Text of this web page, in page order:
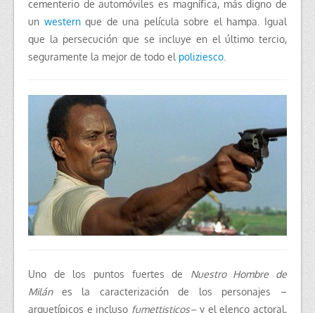
cementerio de automóviles es magnífica, más digno de
un westernque de una película sobre el hampa. Igual
que la persecución que se incluye en el último tercio,
seguramente la mejor de todo el poliziesco
Uno de los puntos fuertes de Nuestro Hombre de
Milán es la caracterización de los personajes –
arquetípicos e incluso fumettisticos– y el elenco actoral,